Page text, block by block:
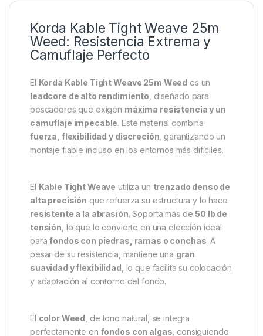
Descripción Specification
Weed: Resistencia Extrema y
Camuflaje Perfecto
ElKorda Kable Tight Weave 25m Weedes un
leadcore de alto rendimiento, diseñado para
pescadores que exigenmáxima resistencia y un
camuflaje impecable. Este material combina
fuerza, flexibilidad y discreción, garantizando un
ElKable Tight Weaveutiliza untrenzado denso de